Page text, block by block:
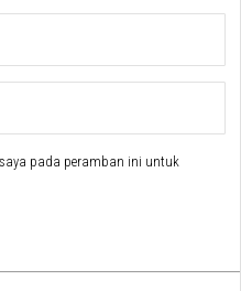
pada peramban ini untuk